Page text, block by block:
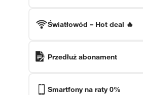
Światłowód – Hot deal 🔥
Przedłuż abonament
Smartfony na raty 0%